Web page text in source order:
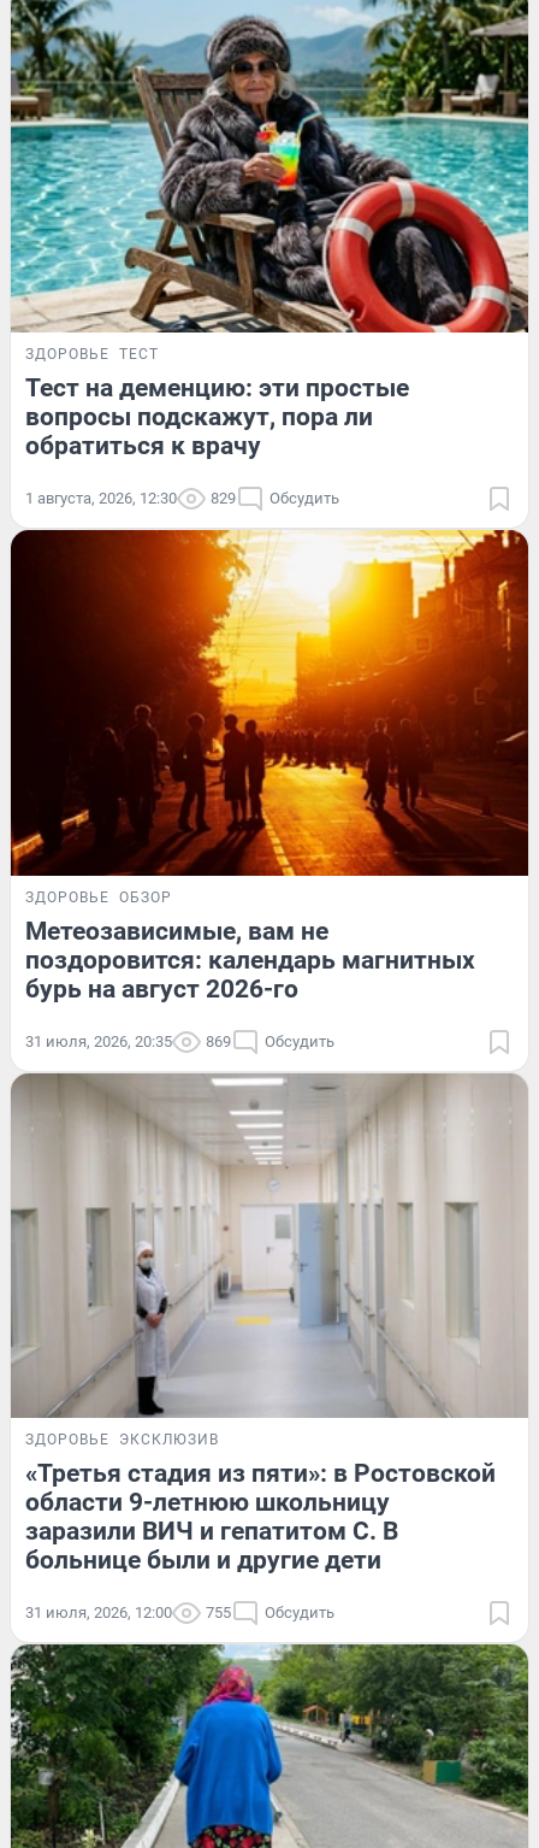
ЗДОРОВЬЕ ТЕСТ
Тест на деменцию: эти простые
вопросы подскажут, пора ли
обратиться к врачу
1 августа, 2026, 12:30 829 Обсудить
ЗДОРОВЬЕ ОБЗОР
Метеозависимые, вам не
поздоровится: календарь магнитных
бурь на август 2026-го
31 июля, 2026, 20:35 869 Обсудить
ЗДОРОВЬЕ ЭКСКЛЮЗИВ
«Третья стадия из пяти»: в Ростовской
области 9-летнюю школьницу
заразили ВИЧ и гепатитом С. В
больнице были и другие дети
31 июля, 2026, 12:00 755 Обсудить